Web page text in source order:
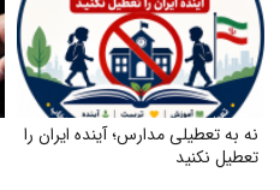
نه به تعطیلی مدارس؛ آینده ایران را
تعطیل نکنید